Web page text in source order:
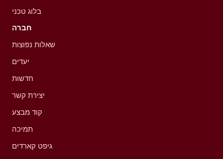
בלוג טכני
חברה
שאלות נפוצות
יעדים
חדשות
יצירת קשר
קוד מבצע
תמיכה
גיפט קארדים